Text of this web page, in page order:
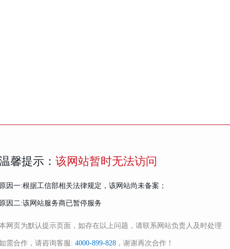
馨提示： 该网站暂时无法访问
因一:根据工信部相关法律规定，该网站尚未备案；
因二:该网站服务商已暂停服务
网页为默认提示页面，如存在以上问题，请联系网站负责人及时处理
需合作，请咨询客服: 4000-899-828 ，谢谢再次合作！